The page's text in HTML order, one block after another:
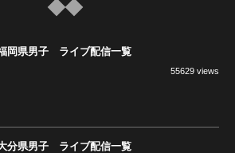
岡県男子 ライブ配信一覧
55629 views
分県男子 ライブ配信一覧